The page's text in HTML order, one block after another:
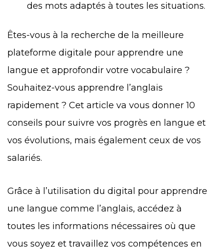
des mots adaptés à toutes les situations.
Êtes-vous à la recherche de la meilleure
plateforme digitale pour apprendre une
langue et approfondir votre vocabulaire ?
Souhaitez-vous apprendre l’anglais
rapidement ? Cet article va vous donner 10
conseils pour suivre vos progrès en langue et
vos évolutions, mais également ceux de vos
salariés.
Grâce à l’utilisation du digital pour apprendre
une langue comme l’anglais, accédez à
toutes les informations nécessaires où que
vous soyez et travaillez vos compétences en